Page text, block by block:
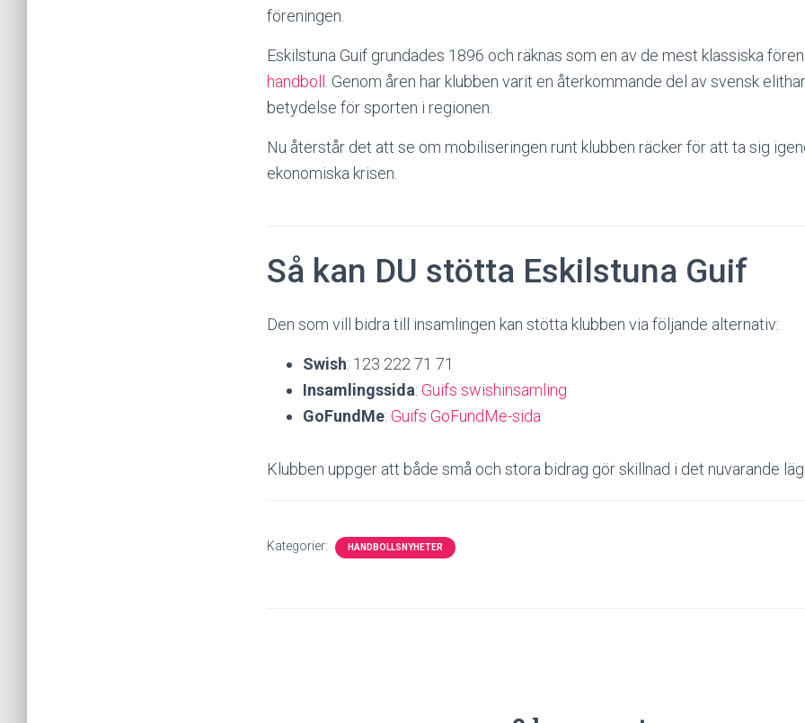
föreningen.
Eskilstuna Guif grundades 1896 och räknas som en av de mest klassiska
handboll
. Genom åren har klubben varit en återkommande del av svensk
betydelse för sporten i regionen.
Nu återstår det att se om mobiliseringen runt klubben räcker för att ta sig
ekonomiska krisen.
Så kan DU stötta Eskilstuna Guif
Den som vill bidra till insamlingen kan stötta klubben via följande alternativ:
Swish: 123 222 71 71
Insamlingssida: Guifs swishinsamling
GoFundMe: Guifs GoFundMe-sida
Klubben uppger att både små och stora bidrag gör skillnad i det nuvarande
Kategorier: HANDBOLLSNYHETER